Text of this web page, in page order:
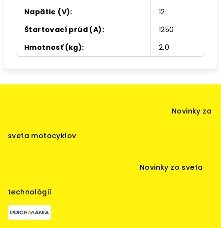
Napätie (V):
12
Štartovací prúd (A):
1250
Hmotnosť (kg): 2,0
Novinky za
sveta motocyklov
Novinky zo sveta
technológií